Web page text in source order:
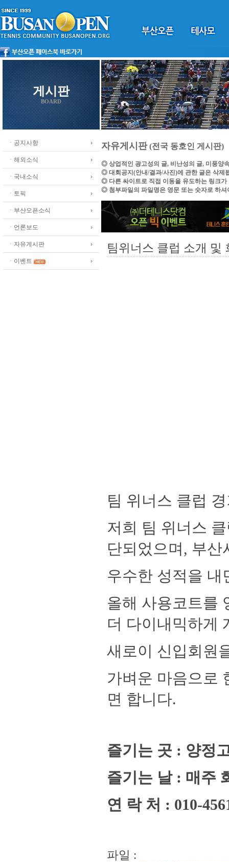
게시판
BOARD
ㆍ공지사항
ㆍ해외소식
ㆍ국내소식
ㆍ토픽
ㆍ부산오픈소식
ㆍ언론보도
ㆍ자유게시판
ㆍ이벤트
자유게시판(전국 동호인 게시판)
◎ 상업적인 광고성의 글, 비난성의 글, 미풍양
◎ 대회공지(안내/결과/사진)에 관한 글은 삭제
◎ 다른 싸이트로 직접 이동을 유도하는 링크가
◎ 첨부파일의 파일명은 영문 또는 숫자로 하셔
팀위너스 클럽 소개 및
팀 위너스 클럽
저희 팀 위너스
단되었으며 , 부산
우수한 성적을
올해 사용코트를
더 다이내믹하게
새로이 신입회원
가벼운 마음으로
면 합니다.
즐기는 곳 : 양정
즐기는 날 : 매주
연 락 처 : 010-
파일 :